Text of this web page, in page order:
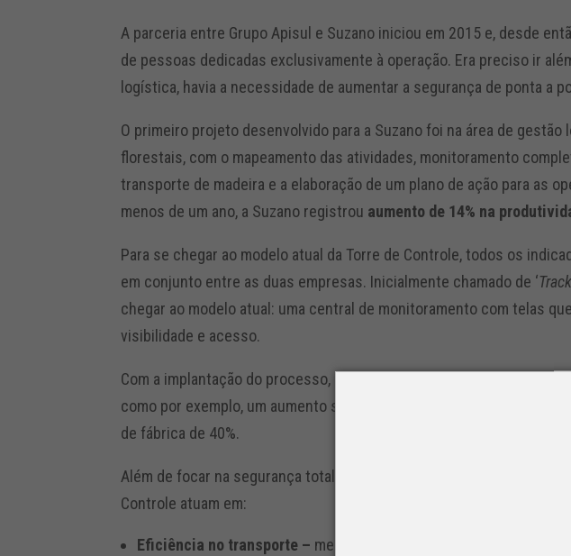
A parceria entre Grupo Apisul e Suzano iniciou em 2015 e, desde
de pessoas dedicadas exclusivamente à operação. Era preciso ir
logística, havia a necessidade de aumentar a segurança de ponta a
O primeiro projeto desenvolvido para a Suzano foi na área de
florestais, com o mapeamento das atividades, monitoramento
transporte de madeira e a elaboração de um plano de ação para as
menos de um ano, a Suzano registrou aumento de 14% na
Para se chegar ao modelo atual da Torre de Controle, todos os
em conjunto entre as duas empresas. Inicialmente chamado de ‘
chegar ao modelo atual: uma central de monitoramento com telas
visibilidade e acesso.
Com a implantação do processo, houve ganho nos principais
como por exemplo, um aumento superior a 17% na eficiência de ciclo
de fábrica de 40%.
Além de focar na segurança total da operação da Suzano, as
Controle atuam em:
Eficiência no transporte – mede o ciclo dos veículos que fazem o